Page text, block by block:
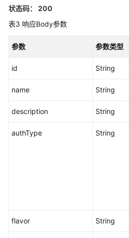
引
状态码： 200
表3 响应Body参数
参数 参数类型
id String
name String
description String
authType String
flavor String